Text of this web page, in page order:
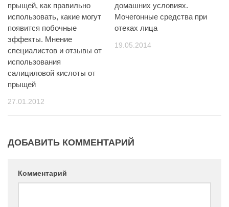
прыщей, как правильно
использовать, какие могут
появится побочные
эффекты. Мнение
специалистов и отзывы от
использования
салициловой кислоты от
прыщей
27.01.2012
домашних условиях.
Мочегонные средства при
отеках лица
19.05.2014
ДОБАВИТЬ КОММЕНТАРИЙ
Комментарий